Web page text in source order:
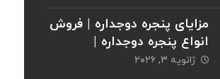
مزایای پنجره دوجداره | فروش
انواع پنجره دوجداره |
خریدپنجره
ژانویه ۳, ۲۰۲۶